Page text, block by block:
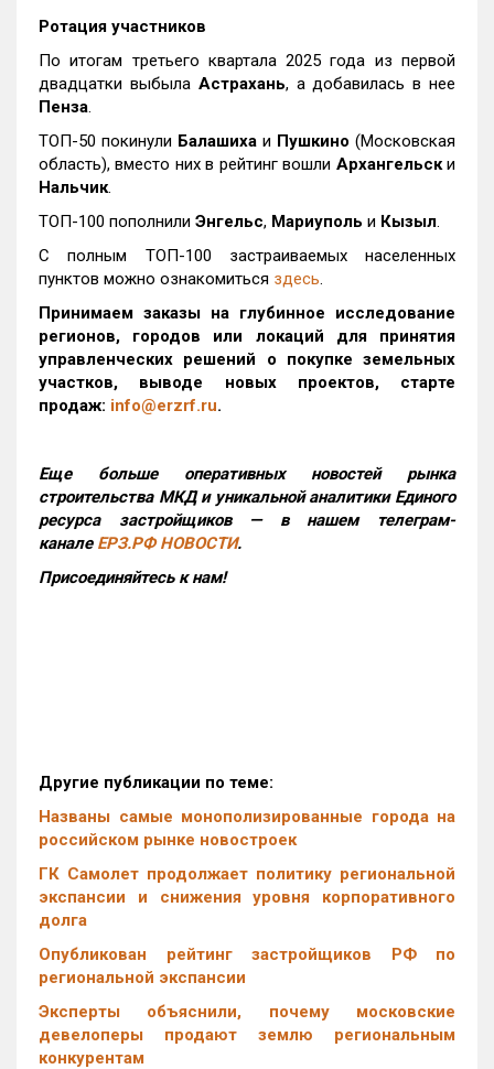
Ротация участников
По итогам третьего квартала 2025 года из первой
двадцатки выбыла Астрахань, а добавилась в нее
Пенза.
ТОП-50 покинули Балашиха и Пушкино (Московская
область), вместо них в рейтинг вошли Архангельски
Нальчик.
ТОП-100 пополнили Энгельс, Мариуполь и Кызыл.
С полным ТОП-100 застраиваемых населенных
пунктов можно ознакомиться здесь.
Принимаем заказы на глубинное исследование
регионов, городов или локаций для принятия
управленческих решений о покупке земельных
участков, выводе новых проектов, старте
продаж: info@erzrf.ru.
Еще больше оперативных новостей рынка
строительства МКД и уникальной аналитики Единого
ресурса застройщиков — в нашем телеграм-
канале ЕРЗ.РФ НОВОСТИ.
Присоединяйтесь к нам!
Другие публикации по теме:
Названы самые монополизированные города на
российском рынке новостроек
ГК Самолет продолжает политику региональной
экспансии и снижения уровня корпоративного
долга
Опубликован рейтинг застройщиков РФ по
региональной экспансии
Эксперты объяснили, почему московские
девелоперы продают землю региональным
конкурентам